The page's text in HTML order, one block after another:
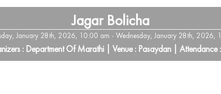
Jagar Bolicha
January 28th, 2026, 10:00 am - Wednesday, January 28th, 2026,
: Department Of Marathi | Venue : Pasaydan | Attendance